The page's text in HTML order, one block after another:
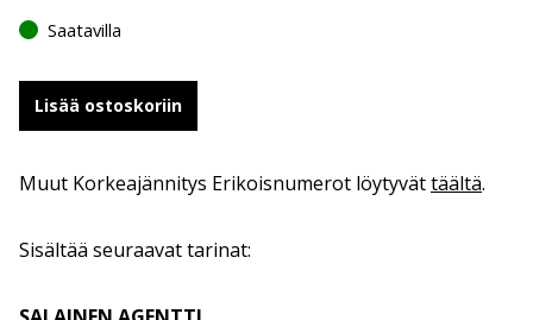
Saatavilla
Lisää ostoskoriin
Muut Korkeajännitys Erikoisnumerot löytyvättäältä.
Sisältää seuraavat tarinat: